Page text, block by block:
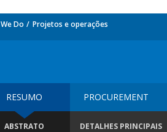
Do Projetos e operações
RESUMO PROCUREMENT
ABSTRATO DETALHES PRINCIPAIS